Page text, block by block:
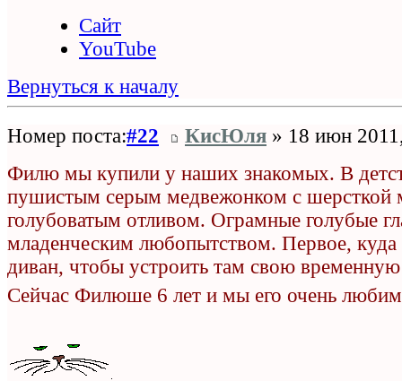
Сайт
YouTube
Вернуться к началу
Номер поста:#22 КисЮля » 18 июн
Филю мы купили у наших знакомых. В
пушистым серым медвежонком с шерсткой
голубоватым отливом. Ограмные голубые
младенческим любопытством. Первое,
диван, чтобы устроить там свою
Сейчас Филюше 6 лет и мы его очень